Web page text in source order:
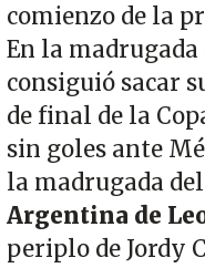
comienzo de la
En la madrugada
consiguió sacar
de final de la
sin goles ante
la madrugada del
Argentina de
periplo de Jordy